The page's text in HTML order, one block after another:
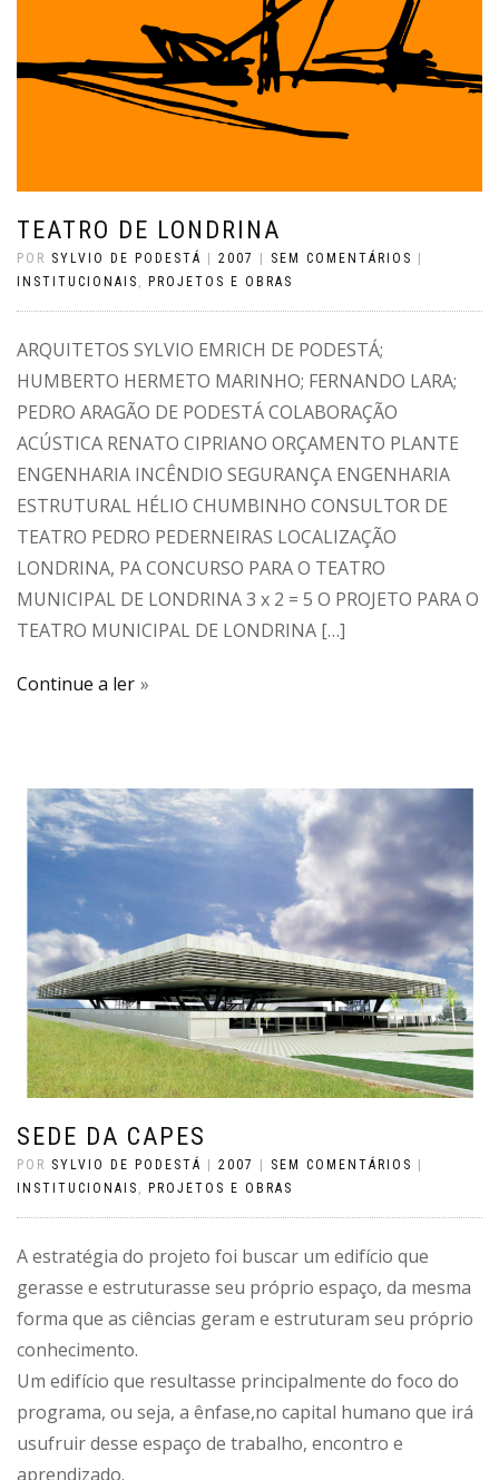
TEATRO DE LONDRINA
POR SYLVIO DE PODESTÁ | 2007 | SEM COMENTÁRIOS |
INSTITUCIONAIS
PROJETOS E OBRAS
ARQUITETOS SYLVIO EMRICH DE PODESTÁ;
HUMBERTO HERMETO MARINHO; FERNANDO LARA;
PEDRO ARAGÃO DE PODESTÁ COLABORAÇÃO
ACÚSTICA RENATO CIPRIANO ORÇAMENTO PLANTE
ENGENHARIA INCÊNDIO SEGURANÇA ENGENHARIA
ESTRUTURAL HÉLIO CHUMBINHO CONSULTOR DE
TEATRO PEDRO PEDERNEIRAS LOCALIZAÇÃO
LONDRINA, PA CONCURSO PARA O TEATRO
MUNICIPAL DE LONDRINA 3 x 2 = 5 O PROJETO PARA O
TEATRO MUNICIPAL DE LONDRINA […]
Continue a ler
SEDE DA CAPES
POR SYLVIO DE PODESTÁ 2007 SEM COMENTÁRIOS
INSTITUCIONAIS , PROJETOS E OBRAS
A estratégia do projeto foi buscar um edifício que
gerasse e estruturasse seu próprio espaço, da mesma
forma que as ciências geram e estruturam seu próprio
conhecimento.
Um edifício que resultasse principalmente do foco do
programa, ou seja, a ênfase,no capital humano que irá
usufruir desse espaço de trabalho, encontro e
aprendizado.